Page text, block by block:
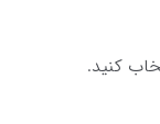
کنید.